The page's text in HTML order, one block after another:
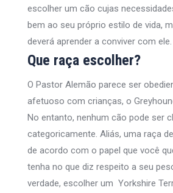
escolher um cão cujas
bem ao seu próprio estilo de vida,
deverá aprender a conviver com ele.
Que raça escolher?
O Pastor Alemão parece ser
afetuoso com crianças, o
No entanto, nenhum cão pode ser
categoricamente. Aliás, uma raça
de acordo com o papel que você
tenha no que diz respeito a seu
verdade, escolher um Yorkshire